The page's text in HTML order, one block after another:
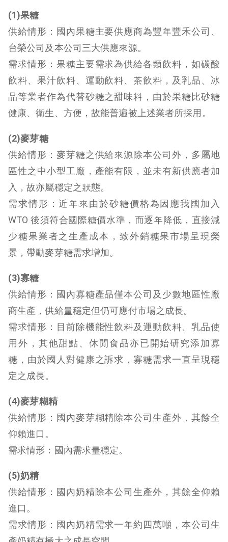
(1)果糖
供給情形：國內果糖主要供應商為豐年豐禾公司、
台榮公司及本公司三大供應來源。
需求情形：果糖主要需求為供給各類飲料，如碳酸
飲料、果汁飲料、運動飲料、茶飲料，及乳品、冰
品等業者作為代替砂糖之甜味料，由於果糖比砂糖
健康、衛生、方便，故能普遍被上述業者所採用。
(2)麥芽糖
供給情形：麥芽糖之供給來源除本公司外，多屬地
區性之中小型工廠，產能有限，並未有新供應者加
入，故亦屬穩定之狀態。
需求情形：近年來由於砂糖價格為因應我國加入
WTO 後須符合國際糖價水準，而逐年降低，直接減
少糖果業者之生產成本，致外銷糖果市場呈現榮
景，帶動麥芽糖需求增加。
(3)寡糖
供給情形：國內寡糖產品僅本公司及少數地區性廠
商生產，供給量穩定但仍可應付市場之成長。
需求情形：目前除機能性飲料及運動飲料、乳品使
用外，其他甜點、休閒食品亦已開始研究添加寡
糖，由於國人對健康之訴求，寡糖需求一直呈現穩
定之成長。
(4)麥芽糊精
供給情形：國內麥芽糊精除本公司生產外，其餘全
仰賴進口。
需求情形：國內需求量穩定。
(5)奶精
供給情形：國內奶精除本公司生產外，其餘全仰賴
進口。
需求情形：國內奶精需求一年約四萬噸，本公司生